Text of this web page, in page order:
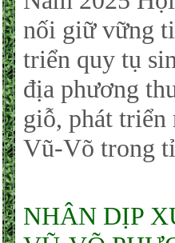
nối giữ vững
triển quy tụ
địa phương
giỗ, phát triển
Vũ-Võ trong
NHÂN DỊP